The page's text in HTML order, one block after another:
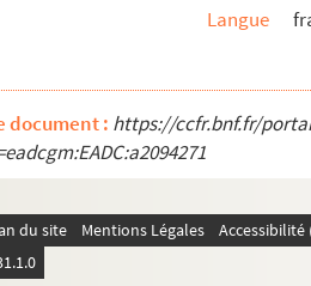
Langue
document : https://ccfr.bnf.fr/
du site Mentions Légales